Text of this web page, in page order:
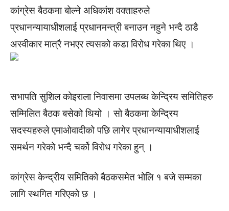
कांग्रेस बैठकमा बोल्ने अधिकांश वक्ताहरुले
प्रधानन्यायाधीशलाई प्रधानमन्त्री बनाउन नहुने भन्दै ठाडै
अस्वीकार मात्रै नभएर त्यसको कडा विरोध गरेका थिए ।
सभापति सुशिल कोइराला निवासमा उपलब्ध केन्द्रिय समितिहरु
सम्मिलित बैठक बसेको थियो । सो बैठकमा केन्द्रिय
सदस्यहरुले एमाओवादीको पछि लागेर प्रधानन्यायाधीशलाई
समर्थन गरेको भन्दै चर्को विरोध गरेका हुन् ।
कांग्रेस केन्द्रीय समितिको बैठकसमेत भोलि १ बजे सम्मका
लागि स्थगित गरिएको छ ।